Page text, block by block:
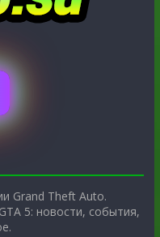
Grand Theft Auto.
5: новости, события,